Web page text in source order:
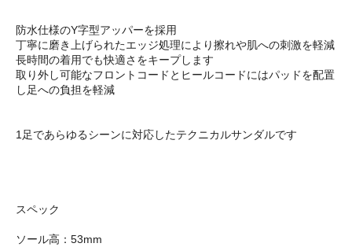
防水仕様のY字型アッパーを採用
丁寧に磨き上げられたエッジ処理により擦れや肌への刺激を軽減
長時間の着用でも快適さをキープします
取り外し可能なフロントコードとヒールコードにはパッドを配置
し足への負担を軽減
1足であらゆるシーンに対応したテクニカルサンダルです
スペック
ソール高：53mm